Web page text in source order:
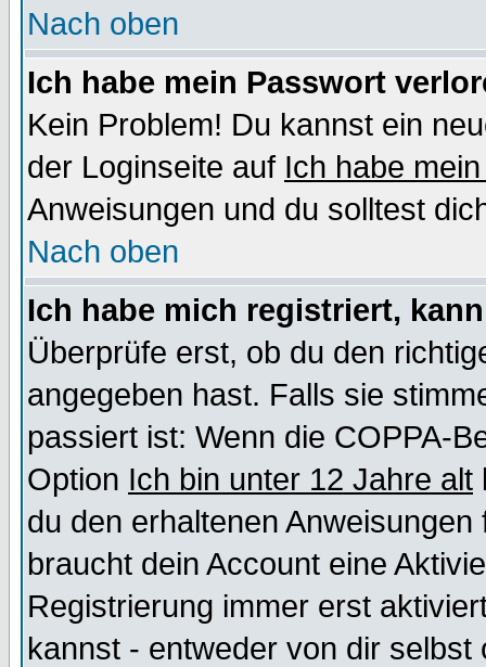
Nach oben
Ich habe mein Passwort
Kein Problem! Du kannst ein
der Loginseite auf Ich habe
Anweisungen und du solltest
Nach oben
Ich habe mich registriert,
Überprüfe erst, ob du den
angegeben hast. Falls sie
passiert ist: Wenn die COPPA-
Option Ich bin unter 12 Jahre alt
du den erhaltenen
braucht dein Account eine
Registrierung immer erst
kannst - entweder von dir selbst